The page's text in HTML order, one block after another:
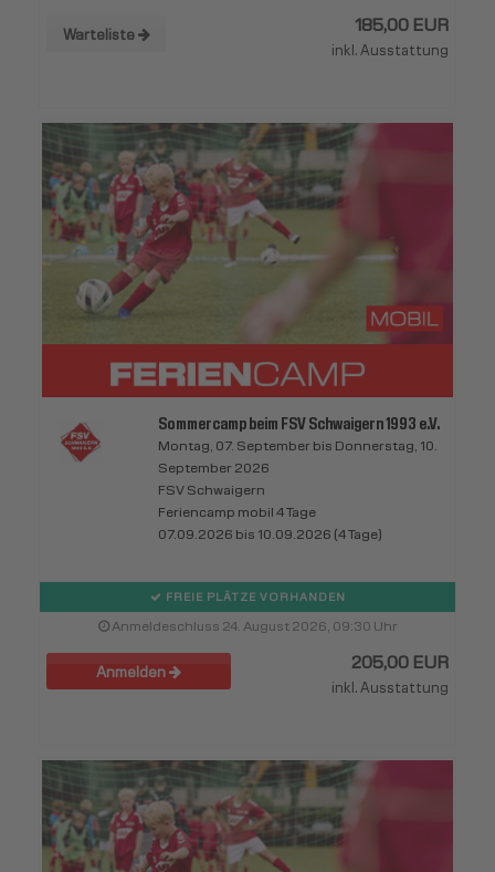
Warteliste 185,00 EUR
inkl. Ausstattung
Sommercamp beim FSV Schwaigern 1993 e.V.
Montag, 07. September bis Donnerstag, 10.
September 2026
FSV Schwaigern
Feriencamp mobil 4 Tage
07.09.2026 bis 10.09.2026 (4 Tage)
FREIE PLÄTZE VORHANDEN
Anmeldeschluss 24. August 2026, 09:30 Uhr
Anmelden 205,00 EUR
inkl. Ausstattung